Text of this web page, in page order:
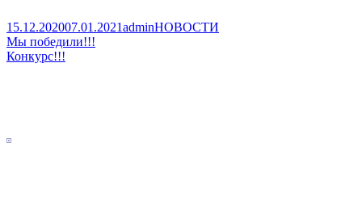
Published
on
15.12.202007.01.2021Author
adminCategories
НОВОСТИ
Навигация
по
Previous
article:
Мы победили!!!
Next
Конкурс!!!